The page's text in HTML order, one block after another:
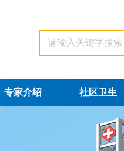
专家介绍 社区卫生